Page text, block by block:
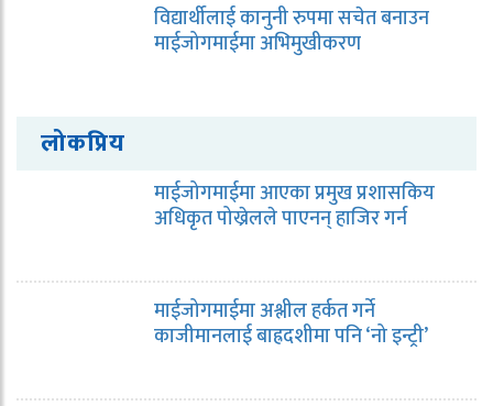
विद्यार्थीलाई कानुनी रुपमा सचेत बनाउन
माईजोगमाईमा अभिमुखीकरण
लोकप्रिय
माईजोगमाईमा आएका प्रमुख प्रशासकिय
अधिकृत पोख्रेलले पाएनन् हाजिर गर्न
माईजोगमाईमा अश्लील हर्कत गर्ने
काजीमानलाई बाह्रदशीमा पनि ‘नो इन्ट्री’